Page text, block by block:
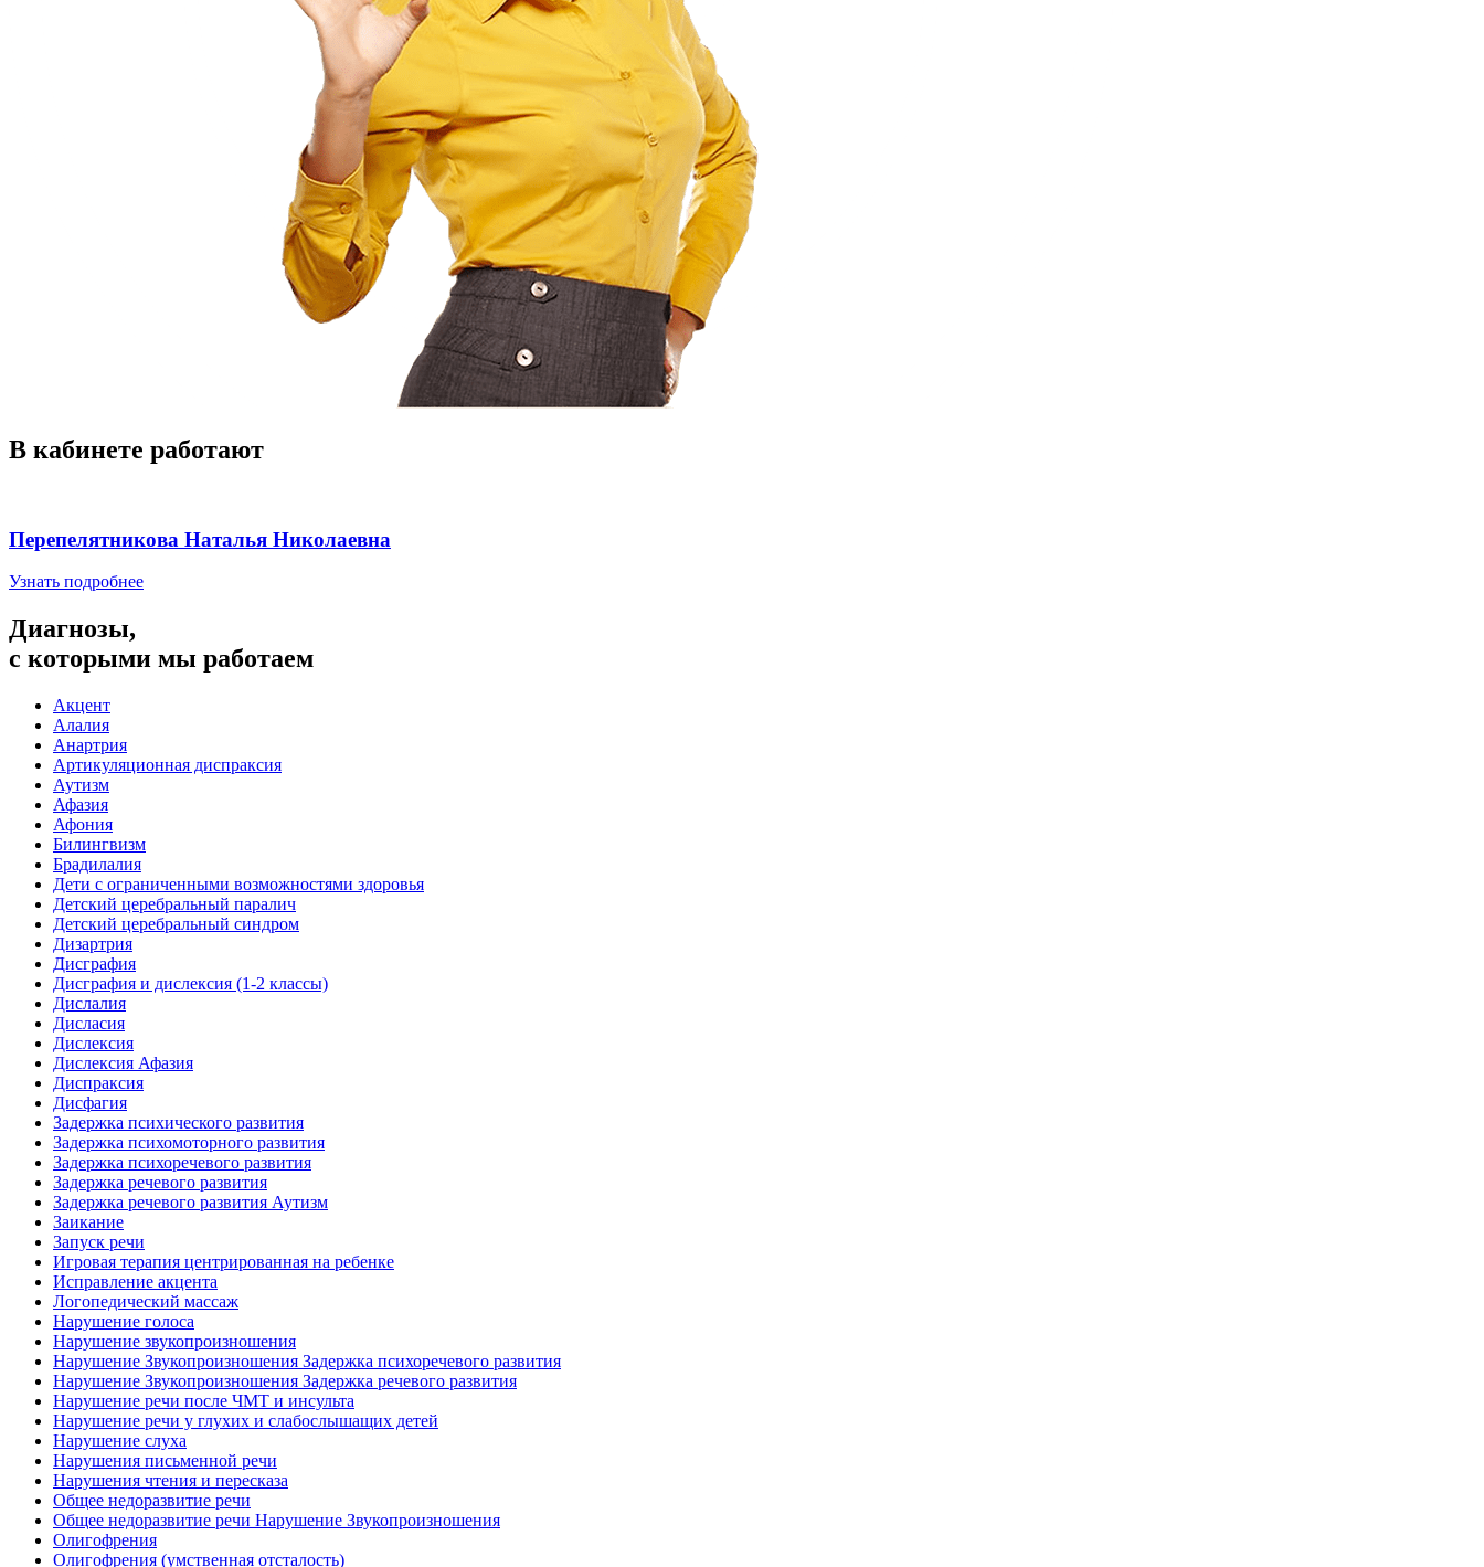
В кабинете работают
Перепелятникова Наталья Николаевна
Узнать подробнее
Диагнозы,
с которыми мы работаем
Акцент
Алалия
Анартрия
Артикуляционная диспраксия
Аутизм
Афазия
Афония
Билингвизм
Брадилалия
Дети с ограниченными возможностями здоровья
Детский церебральный паралич
Детский церебральный синдром
Дизартрия
Дисграфия
Дисграфия и дислексия (1-2 классы)
Дислалия
Дисласия
Дислексия
Дислексия Афазия
Диспраксия
Дисфагия
Задержка психического развития
Задержка психомоторного развития
Задержка психоречевого развития
Задержка речевого развития
Задержка речевого развития Аутизм
Заикание
Запуск речи
Игровая терапия центрированная на ребенке
Исправление акцента
Логопедический массаж
Нарушение голоса
Нарушение звукопроизношения
Нарушение Звукопроизношения Задержка психоречевого развития
Нарушение Звукопроизношения Задержка речевого развития
Нарушение речи после ЧМТ и инсульта
Нарушение речи у глухих и слабослышащих детей
Нарушение слуха
Нарушения письменной речи
Нарушения чтения и пересказа
Общее недоразвитие речи
Общее недоразвитие речи Нарушение Звукопроизношения
Олигофрения
Олигофрения (умственная отсталость)